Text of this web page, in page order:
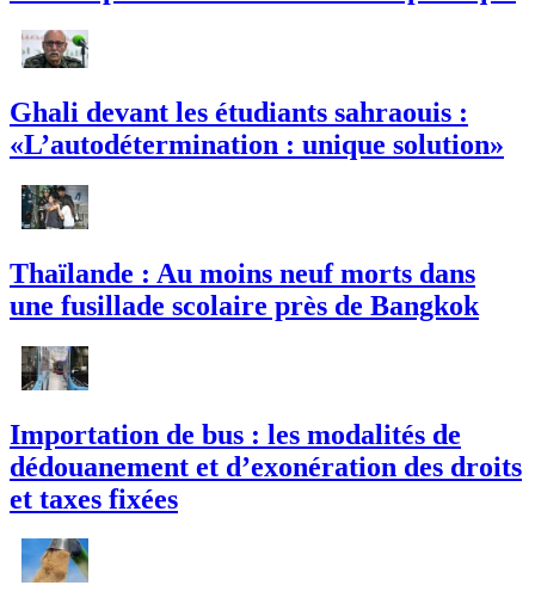
Ghali devant les étudiants sahraouis :
«L’autodétermination : unique solution»
Thaïlande : Au moins neuf morts dans
une fusillade scolaire près de Bangkok
Importation de bus : les modalités de
dédouanement et d’exonération des droits
et taxes fixées